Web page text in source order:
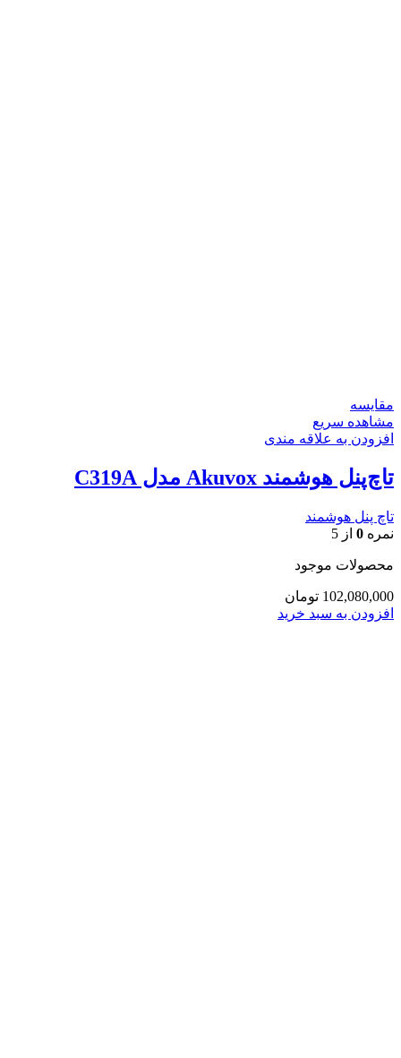
مقایسه
مشاهده سریع
افزودن به علاقه مندی
تاچ‌پنل هوشمند Akuvox مدل C319A
تاچ پنل هوشمند
نمره 0 از 5
محصولات موجود
102,080,000 تومان
افزودن به سبد خرید